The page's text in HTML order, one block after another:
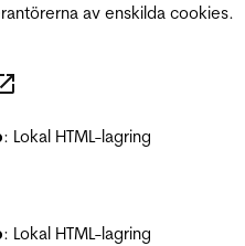
av enskilda cookies.
: Lokal HTML-lagring
: Lokal HTML-lagring